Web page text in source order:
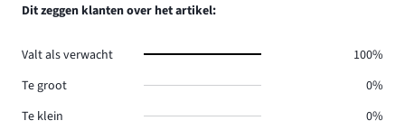
Dit zeggen klanten over het artikel:
Valt als verwacht
100%
Te groot
0%
Te klein
0%